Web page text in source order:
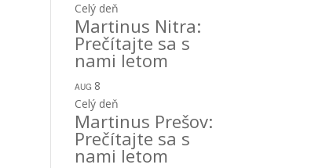
Celý deň
Martinus Nitra:
Prečítajte sa s
nami letom
AUG 8
Celý deň
Martinus Prešov:
Prečítajte sa s
nami letom